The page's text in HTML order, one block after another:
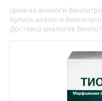
Цена на аналоги
Купить аналоги
Доставка аналогов